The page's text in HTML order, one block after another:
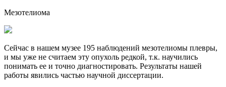
Мезотелиома
Сейчас в нашем музее 195 наблюдений мезотелиомы плевры,
и мы уже не считаем эту опухоль редкой, т.к. научились
понимать ее и точно диагностировать. Результаты нашей
работы явились частью научной диссертации.